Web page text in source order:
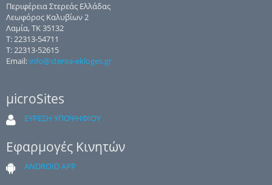
Περιφέρεια Στερεάς Ελλάδας
Λεωφόρος Καλυβίων 2
Λαμία, ΤΚ 35132
Τ: 22313-54711
Τ: 22313-52615
Email: info@sterea-ekloges.gr
μicroSites
ΕΥΡΕΣΗ ΥΠΟΨΗΦΙΟΥ
Εφαρμογές Κινητών
ANDROID APP